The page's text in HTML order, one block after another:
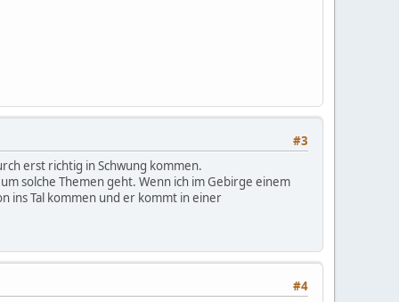
#3
erst richtig in Schwung kommen.
solche Themen geht. Wenn ich im Gebirge einem
ins Tal kommen und er kommt in einer
#4